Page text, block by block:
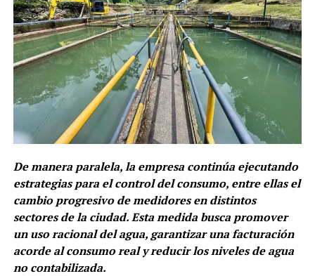
De manera paralela, la empresa continúa ejecutando
estrategias para el control del consumo, entre ellas el
cambio progresivo de medidores en distintos
sectores de la ciudad. Esta medida busca promover
un uso racional del agua, garantizar una facturación
acorde al consumo real y reducir los niveles de agua
no contabilizada.